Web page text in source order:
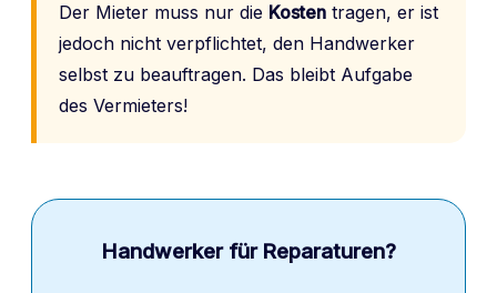
Der Mieter muss nur die Kosten tragen, er ist
jedoch nicht verpflichtet, den Handwerker
selbst zu beauftragen. Das bleibt Aufgabe
des Vermieters!
Handwerker für Reparaturen?